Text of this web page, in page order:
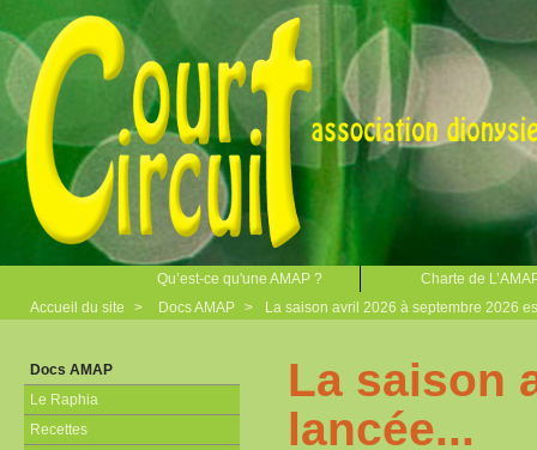
Qu’est-ce qu'une AMAP ?
Charte de
Accueil du site
> Docs AMAP > La saison avril 2026 à septembre 2026
La saison
lancée...
Docs AMAP
Le Raphia
Recettes